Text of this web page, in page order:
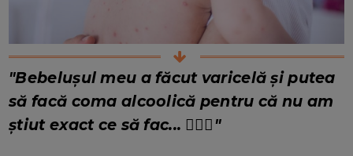
"Bebelușul meu a făcut varicelă și putea
să facă coma alcoolică pentru că nu am
știut exact ce să fac... 🤦🏻‍♀️"